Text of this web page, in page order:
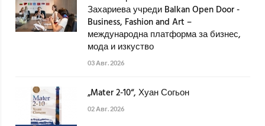
Захариева учреди Balkan Open Door -
Business, Fashion and Art –
международна платформа за бизнес,
мода и изкуство
03 Авг. 2026
„Mater 2-10“, Хуан Согьон
02 Авг. 2026